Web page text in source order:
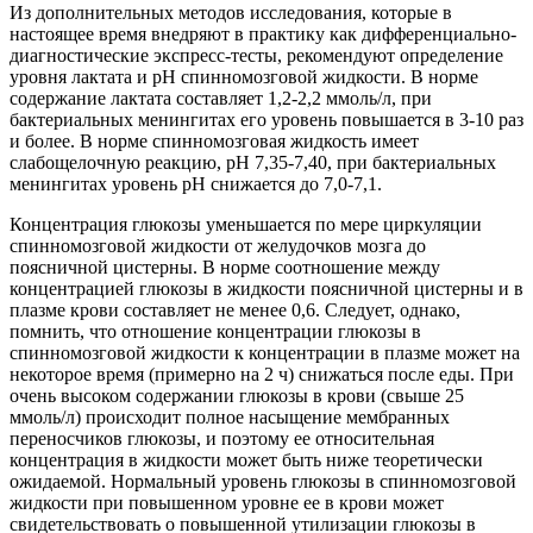
Из дополнительных методов исследования, которые в
настоящее время внедряют в практику как дифференциально-
диагностические экспресс-тесты, рекомендуют определение
уровня лактата и рН спинномозговой жидкости. В норме
содержание лактата составляет 1,2-2,2 ммоль/л, при
бактериальных менингитах его уровень повышается в 3-10 раз
и более. В норме спинномозговая жидкость имеет
слабощелочную реакцию, рН 7,35-7,40, при бактериальных
менингитах уровень рН снижается до 7,0-7,1.
Концентрация глюкозы уменьшается по мере циркуляции
спинномозговой жидкости от желудочков мозга до
поясничной цистерны. В норме соотношение между
концентрацией глюкозы в жидкости поясничной цистерны и в
плазме крови составляет не менее 0,6. Следует, однако,
помнить, что отношение концентрации глюкозы в
спинномозговой жидкости к концентрации в плазме может на
некоторое время (примерно на 2 ч) снижаться после еды. При
очень высоком содержании глюкозы в крови (свыше 25
ммоль/л) происходит полное насыщение мембранных
переносчиков глюкозы, и поэтому ее относительная
концентрация в жидкости может быть ниже теоретически
ожидаемой. Нормальный уровень глюкозы в спинномозговой
жидкости при повышенном уровне ее в крови может
свидетельствовать о повышенной утилизации глюкозы в